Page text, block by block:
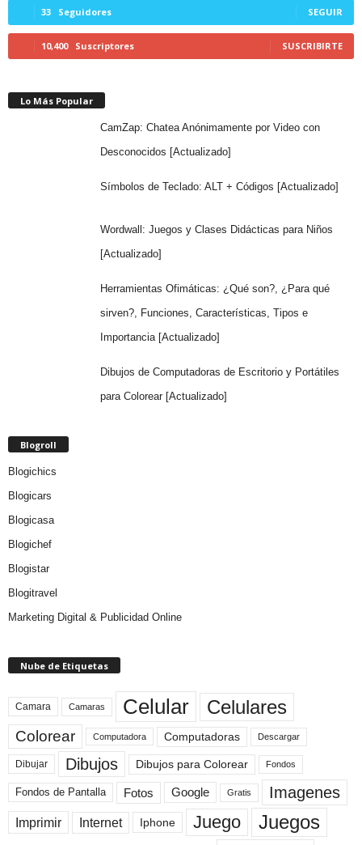
33 Seguidores SEGUIR
10,400 Suscriptores SUSCRIBIRTE
Lo Más Popular
CamZap: Chatea Anónimamente por Video con
Desconocidos [Actualizado]
Símbolos de Teclado: ALT + Códigos [Actualizado]
Wordwall: Juegos y Clases Didácticas para Niños
[Actualizado]
Herramientas Ofimáticas: ¿Qué son?, ¿Para qué
sirven?, Funciones, Características, Tipos e
Importancia [Actualizado]
Dibujos de Computadoras de Escritorio y Portátiles
para Colorear [Actualizado]
Blogroll
Blogichics
Blogicars
Blogicasa
Blogichef
Blogistar
Blogitravel
Marketing Digital & Publicidad Online
Nube de Etiquetas
Camara Camaras Celular Celulares
Colorear Computadora Computadoras Descargar
Dibujar Dibujos Dibujos para Colorear Fondos
Fondos de Pantalla Fotos Google Gratis Imagenes
Imprimir Internet Iphone Juego Juegos